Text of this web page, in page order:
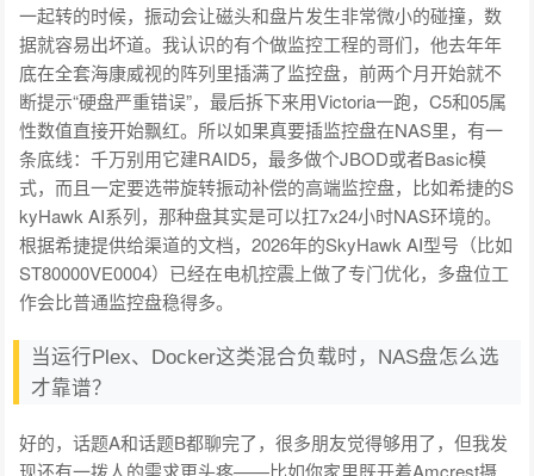
一起转的时候，振动会让磁头和盘片发生非常微小的碰撞，数
据就容易出坏道。我认识的有个做监控工程的哥们，他去年年
底在全套海康威视的阵列里插满了监控盘，前两个月开始就不
断提示“硬盘严重错误”，最后拆下来用Victoria一跑，C5和05属
性数值直接开始飘红。所以如果真要插监控盘在NAS里，有一
条底线：千万别用它建RAID5，最多做个JBOD或者Basic模
式，而且一定要选带旋转振动补偿的高端监控盘，比如希捷的S
kyHawk AI系列，那种盘其实是可以扛7x24小时NAS环境的。
根据希捷提供给渠道的文档，2026年的SkyHawk AI型号（比如
ST80000VE0004）已经在电机控震上做了专门优化，多盘位工
作会比普通监控盘稳得多。
当运行Plex、Docker这类混合负载时，NAS盘怎么选
才靠谱？
好的，话题A和话题B都聊完了，很多朋友觉得够用了，但我发
现还有一拨人的需求更头疼——比如你家里既开着Amcrest摄